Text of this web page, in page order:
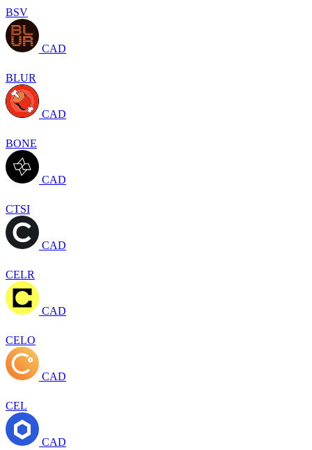
BSV
CAD
BLUR
CAD
BONE
CAD
CTSI
CAD
CELR
CAD
CELO
CAD
CEL
CAD